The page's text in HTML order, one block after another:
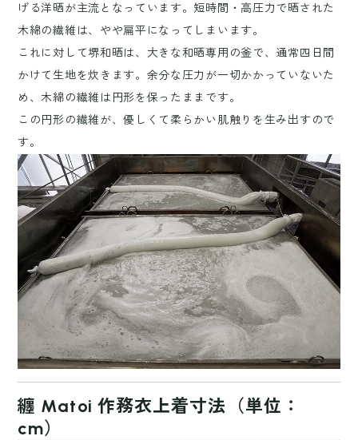
げる洋晒が主流となっています。短時間・高圧力で晒された
木綿の繊維は、やや扁平になってしまいます。
これに対して堺和晒は、大きな和晒専用の釜で、通常四日間
かけて生地を炊きます。余分な圧力が一切かかっていないた
め、木綿の繊維は円形を保ったままです。
この円形の繊維が、優しくて柔らかい肌触りを生み出すので
す。
纏 Matoi 作務衣上着寸法（単位：
cm）